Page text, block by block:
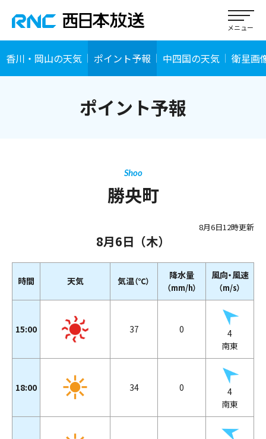
香川・岡山の天気 ポイント予報 中四国の天気 衛星画
ポイント予報
Shoo
勝央町
8月6日12時更新
8月6日（木）
時間 天気 気温（℃）
降水量
（mm/h）
風向・風速
（m/s）
15:00 37 0
4
南東
18:00 34 0
4
南東